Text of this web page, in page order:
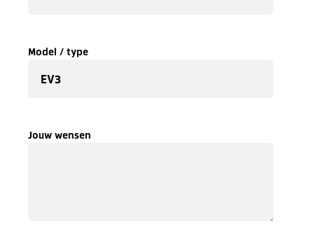
Model / type
Jouw wensen